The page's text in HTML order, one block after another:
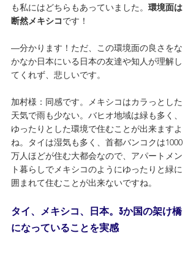
も私にはどちらもあっていました。 環境面は
断然メキシコです！
―分かります！ただ、この環境面の良さをな
かなか日本にいる日本の友達や知人が理解し
てくれず、悲しいです。
加村様：同感です。メキシコはカラっとした
天気で雨も少ない。バヒオ地域は緑も多く、
ゆったりとした環境で住むことが出来ますよ
ね。タイは湿気も多く、首都バンコクは1000
万人ほどが住む大都会なので、アパートメン
ト暮らしでメキシコのようにゆったりと緑に
囲まれて住むことが出来ないですね。
タイ、メキシコ、日本。3か国の架け橋
になっていることを実感